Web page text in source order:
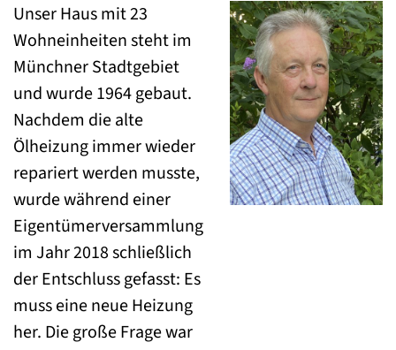
Unser Haus mit 23
Wohneinheiten steht im
Münchner Stadtgebiet
und wurde 1964 gebaut.
Nachdem die alte
Ölheizung immer wieder
repariert werden musste,
wurde während einer
Eigentümerversammlung
im Jahr 2018 schließlich
der Entschluss gefasst: Es
muss eine neue Heizung
her. Die große Frage war